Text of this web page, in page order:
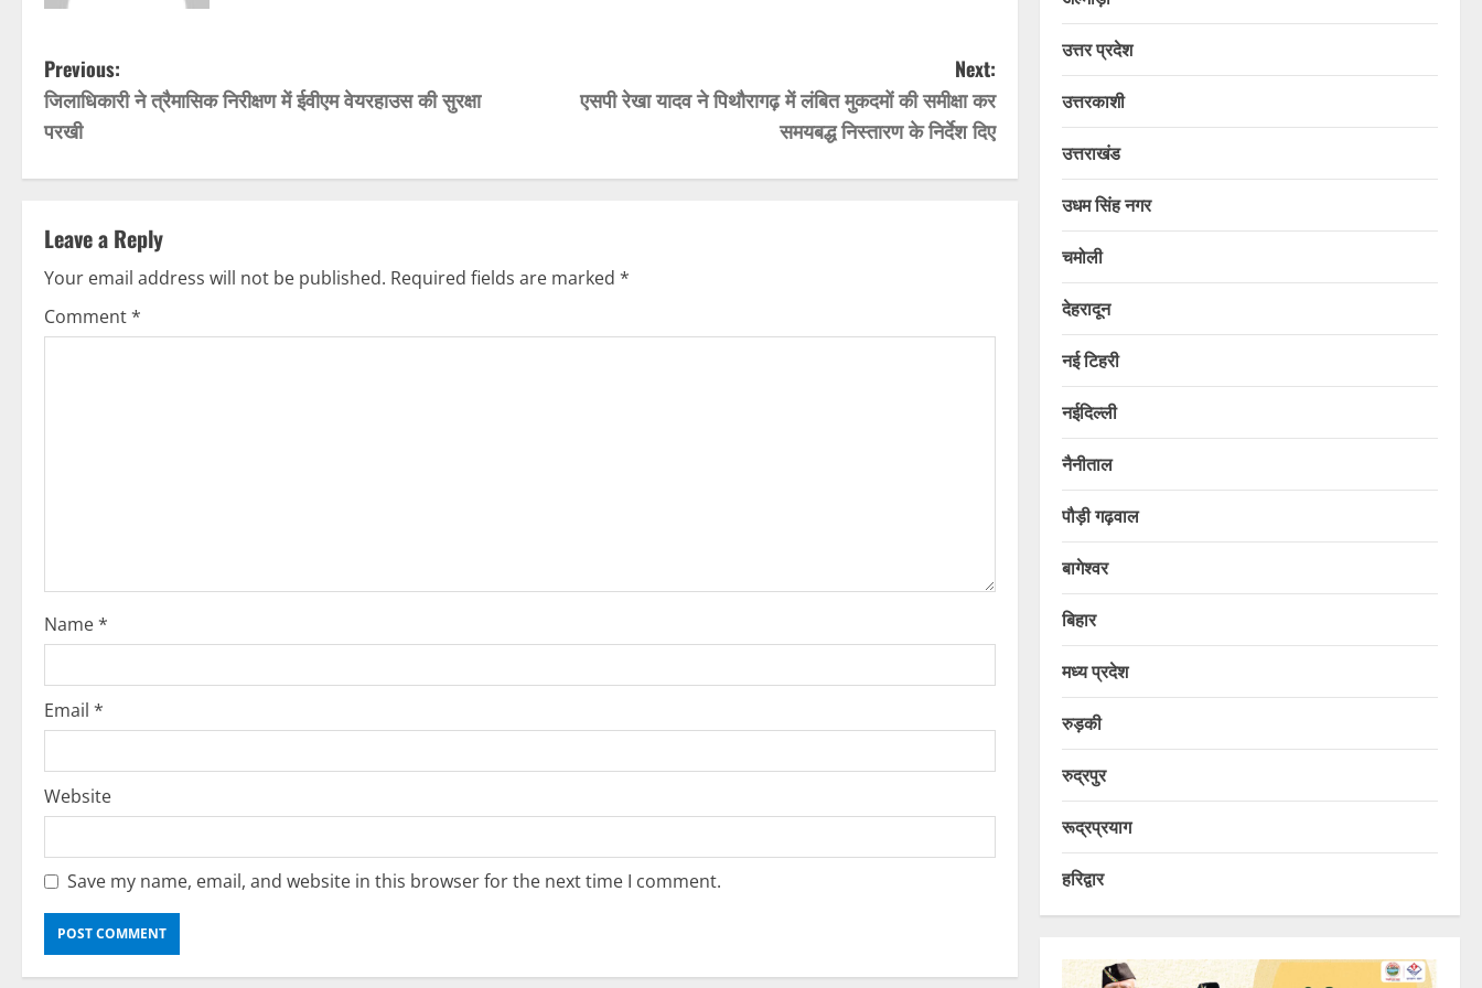
P
o
s
n
a
v
i
o
n
Previous:
जिलाधिकारी ने त्रैमासिक निरीक्षण में ईवीएम वेयरहाउस की सुरक्षा
परखी
Next:
एसपी रेखा यादव ने पिथौरागढ़ में लंबित मुकदमों की समीक्षा कर
समयबद्ध निस्तारण के निर्देश दिए
Leave a Reply
Your email address will not be published. Required fields are marked *
Comment*
Name*
Email *
Website
Save my name, email, and website in this browser for the next time I comment.
उत्तर प्रदेश
उत्तरकाशी
उत्तराखंड
उधम सिंह नगर
चमोली
देहरादून
नई टिहरी
नईदिल्ली
नैनीताल
पौड़ी गढ़वाल
बागेश्वर
बिहार
मध्य प्रदेश
रुड़की
रुद्रपुर
रूद्रप्रयाग
हरिद्वार